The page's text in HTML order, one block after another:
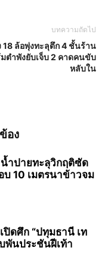
บทความถัดไป
18 ล้อพุ่งทะลุตึก 4 ชั้นร้าน
ตำพังยับเจ็บ 2 คาดคนขับ
หลับใน
อง
ำปายทะลุวิกฤติซัด
อบ 10 เมตรนาข้าวจม
ปิดศึก “ปทุมธานี เท
พันประชันฝีเท้า